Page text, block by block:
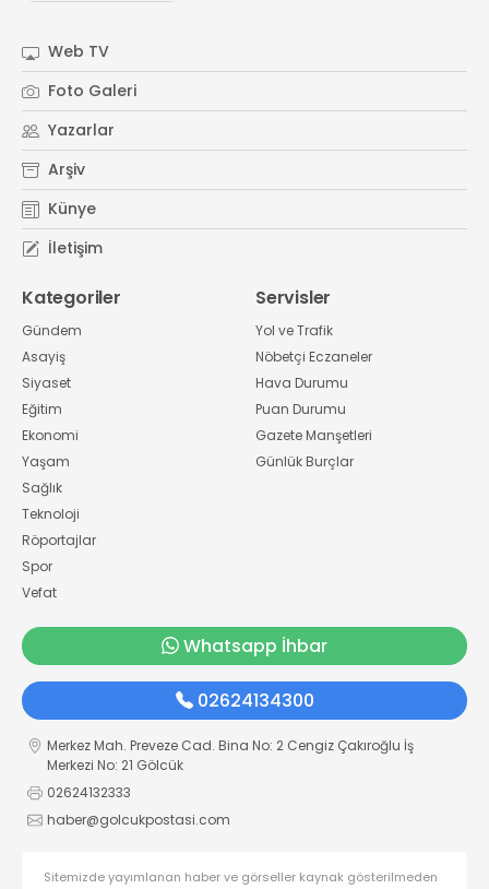
Web TV
Foto Galeri
Yazarlar
Arşiv
Künye
İletişim
Kategoriler
Gündem
Asayiş
Siyaset
Eğitim
Ekonomi
Yaşam
Sağlık
Teknoloji
Röportajlar
Spor
Vefat
Servisler
Yol ve Trafik
Nöbetçi Eczaneler
Hava Durumu
Puan Durumu
Gazete Manşetleri
Günlük Burçlar
Whatsapp İhbar
02624134300
Merkez Mah. Preveze Cad. Bina No: 2 Cengiz Çakıroğlu İş
Merkezi No: 21 Gölcük
02624132333
haber@golcukpostasi.com
Sitemizde yayımlanan haber ve görseller kaynak gösterilmeden